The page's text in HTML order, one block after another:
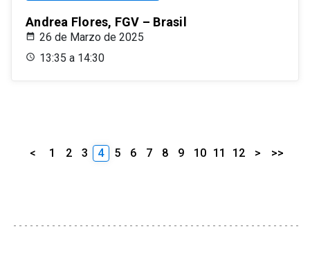
Andrea Flores, FGV – Brasil
26 de Marzo de 2025
13:35 a 14:30
< 1 2 3 4 5 6 7 8 9 10 11 12 > >>